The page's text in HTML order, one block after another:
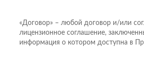
«Договор» – любой договор и/или
лицензионное соглашение,
информация о котором доступна в